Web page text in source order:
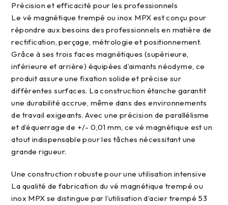
précision et efficacité pour les professionnels
Le vé magnétique trempé ou inox MPX est conçu pour
répondre aux besoins des professionnels en matière de
rectification, perçage, métrologie et positionnement.
Grâce à ses trois faces magnétiques (supérieure,
inférieure et arrière) équipées d’aimants néodyme, ce
produit assure une fixation solide et précise sur
différentes surfaces. La construction étanche garantit
une durabilité accrue, même dans des environnements
de travail exigeants. Avec une précision de parallélisme
et d’équerrage de +/- 0,01 mm, ce vé magnétique est un
atout indispensable pour les tâches nécessitant une
grande rigueur.
une construction robuste pour une utilisation intensive
La qualité de fabrication du vé magnétique trempé ou
inox MPX se distingue par l’utilisation d’acier trempé 53